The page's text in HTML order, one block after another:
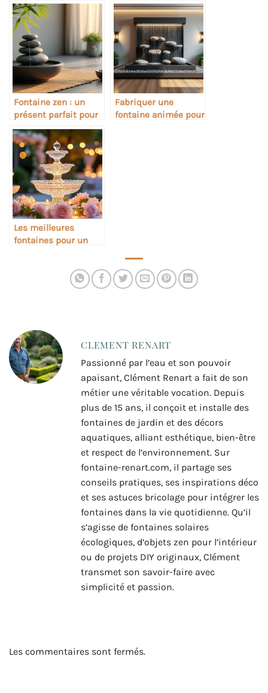
Fontaine zen : un
présent parfait pour
les amateurs de
méditation
Fabriquer une
fontaine animée pour
Les meilleures
fontaines pour un
CLEMENT RENART
Passionné par l’eau et son pouvoir
apaisant, Clément Renart a fait de son
métier une véritable vocation. Depuis
plus de 15 ans, il conçoit et installe des
fontaines de jardin et des décors
aquatiques, alliant esthétique, bien-être
et respect de l’environnement. Sur
fontaine-renart.com, il partage ses
conseils pratiques, ses inspirations déco
et ses astuces bricolage pour intégrer les
fontaines dans la vie quotidienne. Qu’il
s’agisse de fontaines solaires
écologiques, d’objets zen pour l’intérieur
ou de projets DIY originaux, Clément
transmet son savoir-faire avec
simplicité et passion.
Les commentaires sont fermés.